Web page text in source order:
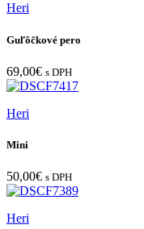
Heri
Guľôčkové pero
69,00€ s DPH
Heri
Mini
50,00€ s DPH
Heri